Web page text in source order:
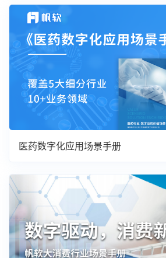
医药数字化应用场景手册